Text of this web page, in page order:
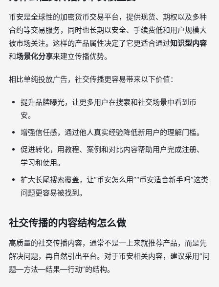
币安是全球性的加密货币交易平台，提供现货、期权以及多种
合约等交易服务，同时也长期以安全、手续费低和用户规模大
被市场关注。这样的产品属性决定了它更适合通过知识型内容
和场景化分享来建立传播优势。
相比单纯投放广告，社交传播更容易带来以下价值：
提升品牌曝光，让更多用户在搜索和社交场景中看到币
安。
增强信任感，通过他人真实经验降低新用户的理解门槛。
促进转化，用教程、案例和对比内容帮助用户完成注册、
学习和使用。
扩大长尾搜索覆盖，让“币安怎么用”“币安适合新手吗”这类
问题更容易被找到。
社交传播的内容结构怎么做
高质量的社交传播内容，通常不是一上来就推荐产品，而是先
解决问题，再自然引出平台。对于币安相关内容，建议采用“问
题—方法—结果—行动”的结构。